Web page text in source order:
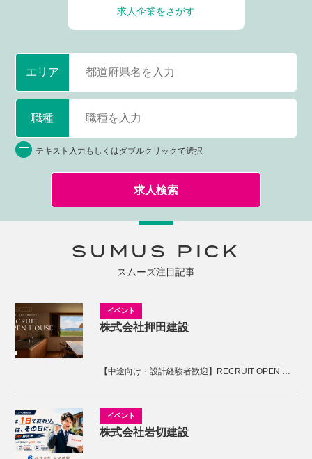
求人企業をさがす
エリア
テキスト入力もしくはダブルクリックで選択
職種
求人検索
SUMUS PICK
スムーズ注目記事
株式会社押田建設
【中途向け・設計経験者歓迎】RECRUIT OPEN HOUSE開催！KNOTの家づくりを体感しませんか。
株式会社岩切建設